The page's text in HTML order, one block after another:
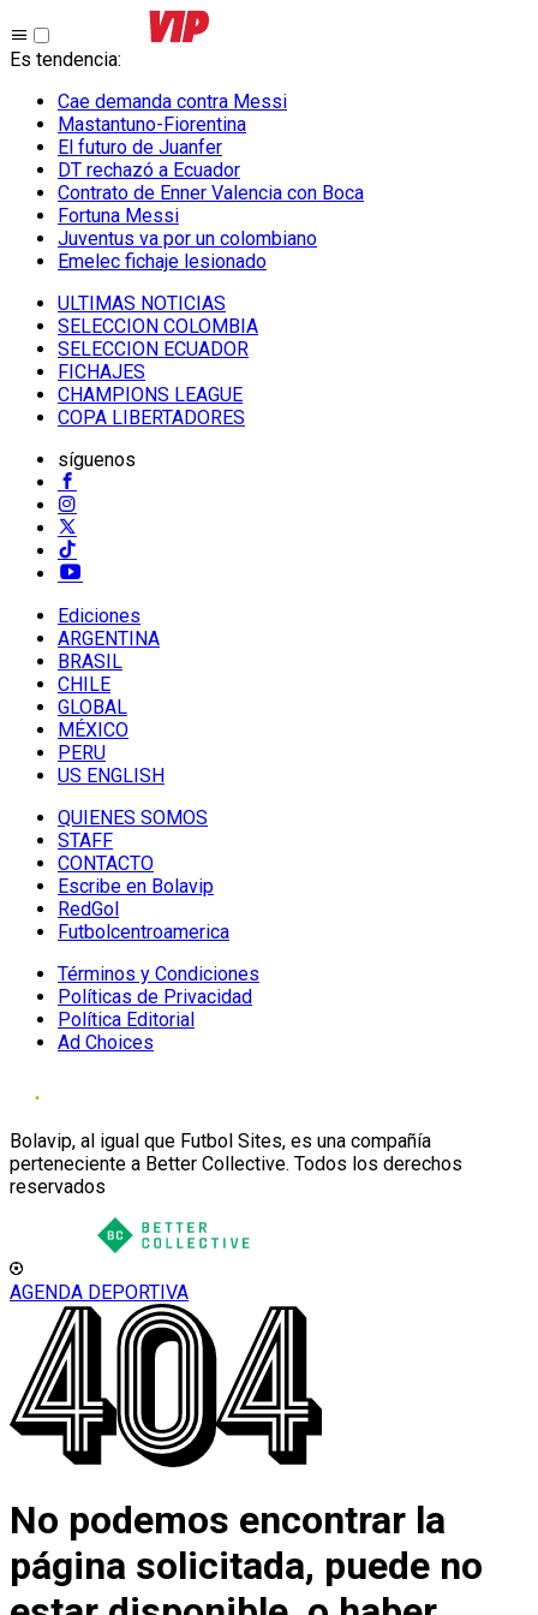
Es tendencia:
Cae demanda contra Messi
Mastantuno-Fiorentina
El futuro de Juanfer
DT rechazó a Ecuador
Contrato de Enner Valencia con Boca
Fortuna Messi
Juventus va por un colombiano
Emelec fichaje lesionado
ULTIMAS NOTICIAS
SELECCION COLOMBIA
SELECCION ECUADOR
FICHAJES
CHAMPIONS LEAGUE
COPA LIBERTADORES
síguenos
Ediciones
ARGENTINA
BRASIL
CHILE
GLOBAL
MÉXICO
PERU
US ENGLISH
QUIENES SOMOS
STAFF
CONTACTO
Escribe en Bolavip
RedGol
Futbolcentroamerica
Términos y Condiciones
Políticas de Privacidad
Política Editorial
Ad Choices
Bolavip, al igual que Futbol Sites, es una compañía
perteneciente a Better Collective. Todos los derechos
reservados
AGENDA DEPORTIVA
No podemos encontrar la
página solicitada, puede no